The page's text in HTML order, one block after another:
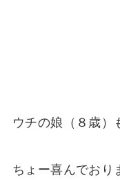
ウチの娘（８歳）
ちょー喜んでおり